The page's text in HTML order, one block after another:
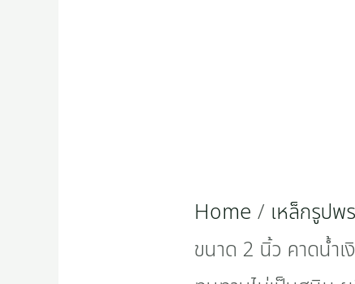
Home / เหล็กรูป
ขนาด 2 นิ้ว คาดน้ำเ